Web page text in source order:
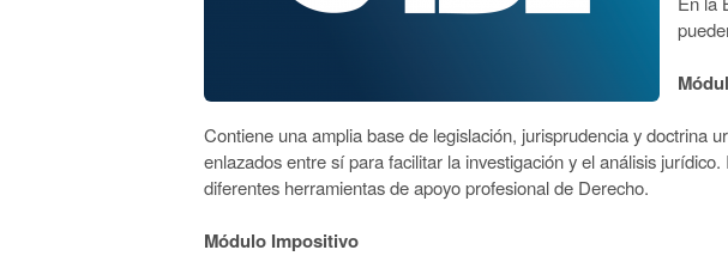
Contiene una amplia base de legislación, jurisprudencia y doctrina
enlazados entre sí para facilitar la investigación y el análisis
diferentes herramientas de apoyo profesional de Derecho.
Módulo Impositivo